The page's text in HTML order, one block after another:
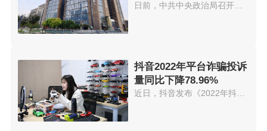
发展
日前，中共中央政治局召开会议，...
抖音2022年平台诈骗投诉
量同比下降78.96%
近日，抖音发布《2022年抖音反诈...